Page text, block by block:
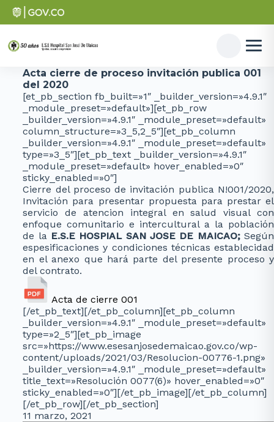
Acta cierre de proceso invitación publica 001
del 2020
[et_pb_section fb_built=»1″ _builder_version=»4.9.1″
_module_preset=»default»][et_pb_row
_builder_version=»4.9.1″ _module_preset=»default»
column_structure=»3_5,2_5″][et_pb_column
_builder_version=»4.9.1″ _module_preset=»default»
type=»3_5″][et_pb_text _builder_version=»4.9.1″
_module_preset=»default» hover_enabled=»0″
sticky_enabled=»0″]
Cierre del proceso de invitación publica N!001/2020,
Invitación para presentar propuesta para prestar el
servicio de atencion integral en salud visual con
enfoque comunitario e intercultural a la población
de la E.S.E HOSPIAL SAN JOSE DE MAICAO;Según
espesificaciones y condiciones técnicas establecidad
en el anexo que hará parte del presente proceso y
del contrato.
Acta de cierre 001
[/et_pb_text][/et_pb_column][et_pb_column
_builder_version=»4.9.1″ _module_preset=»default»
type=»2_5″][et_pb_image
src=»https://www.esesanjosedemaicao.gov.co/wp-
content/uploads/2021/03/Resolucion-00776-1.png»
_builder_version=»4.9.1″ _module_preset=»default»
title_text=»Resolución 0077(6)» hover_enabled=»0″
sticky_enabled=»0″][/et_pb_image][/et_pb_column]
[/et_pb_row][/et_pb_section]
11 marzo, 2021